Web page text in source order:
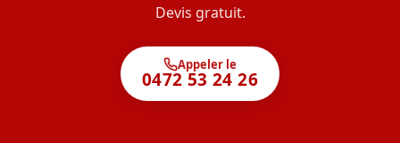
Devis gratuit.
Appeler le
0472 53 24 26